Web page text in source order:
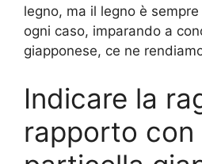
legno, ma il legno è
ogni caso, imparando a
giapponese, ce ne
Indicare la
rapporto con